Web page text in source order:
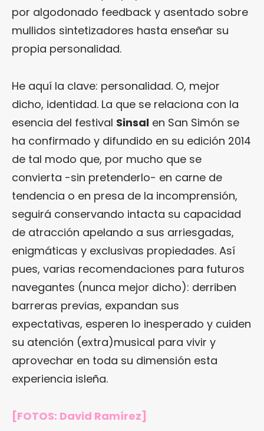
por algodonado feedback y asentado sobre
mullidos sintetizadores hasta enseñar su
propia personalidad.
He aquí la clave: personalidad. O, mejor
dicho, identidad. La que se relaciona con la
esencia del festival Sinsal en San Simón se
ha confirmado y difundido en su edición 2014
de tal modo que, por mucho que se
convierta -sin pretenderlo- en carne de
tendencia o en presa de la incomprensión,
seguirá conservando intacta su capacidad
de atracción apelando a sus arriesgadas,
enigmáticas y exclusivas propiedades. Así
pues, varias recomendaciones para futuros
navegantes (nunca mejor dicho): derriben
barreras previas, expandan sus
expectativas, esperen lo inesperado y cuiden
su atención (extra)musical para vivir y
aprovechar en toda su dimensión esta
experiencia isleña.
[FOTOS: David Ramírez]